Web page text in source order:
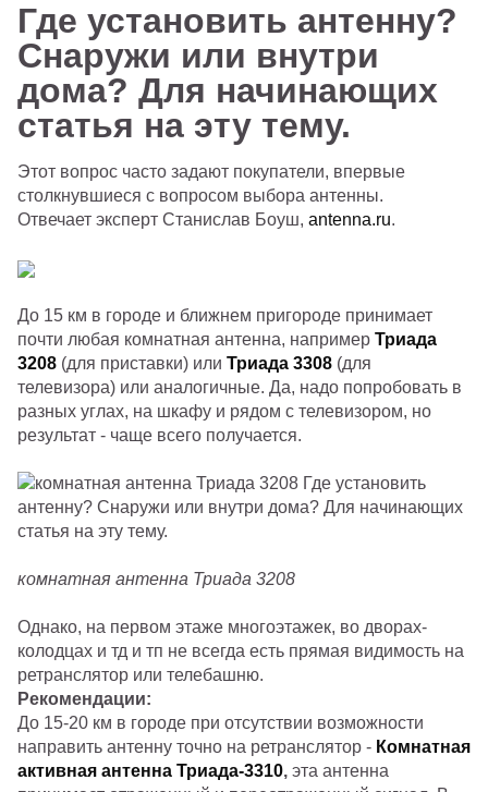
Где установить антенну?
Снаружи или внутри
дома? Для начинающих
статья на эту тему.
Этот вопрос часто задают покупатели, впервые
столкнувшиеся с вопросом выбора антенны.
Отвечает эксперт Станислав Боуш, antenna.ru.
До 15 км в городе и ближнем пригороде принимает
почти любая комнатная антенна, например Триада
3208 (для приставки) или Триада 3308 (для
телевизора) или аналогичные. Да, надо попробовать в
разных углах, на шкафу и рядом с телевизором, но
результат - чаще всего получается.
комнатная антенна Триада 3208
Однако, на первом этаже многоэтажек, во дворах-
колодцах и тд и тп не всегда есть прямая видимость на
ретранслятор или телебашню.
Рекомендации:
До 15-20 км в городе при отсутствии возможности
направить антенну точно на ретранслятор - Комнатная
активная антенна Триада-3310, эта антенна